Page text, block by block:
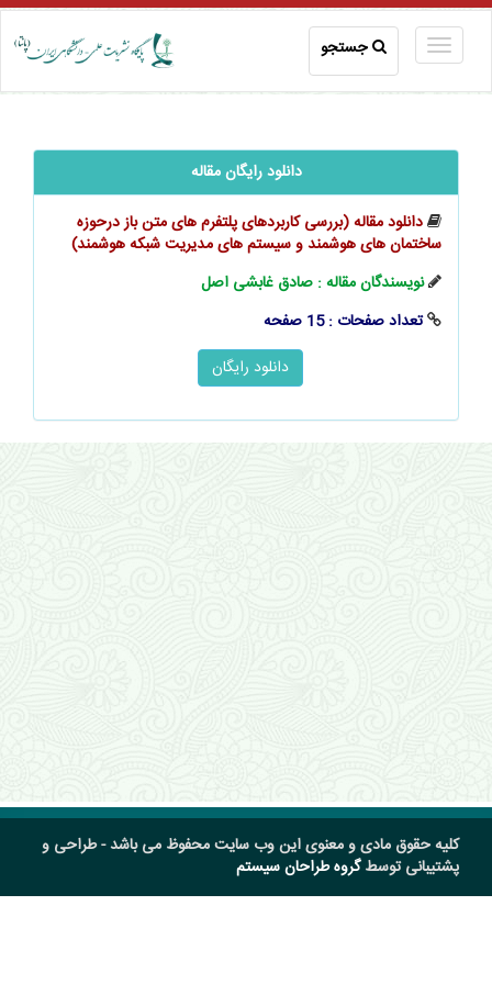
جستجو
دانلود رایگان مقاله
دانلود مقاله (بررسی کاربرد‌های پلتفرم ‌های متن ‌باز درحوزه
ساختمان ‌های هوشمند و سیستم ‌های مدیریت شبکه هوشمند)
نویسندگان مقاله : صادق غابشی اصل
تعداد صفحات : 15 صفحه
کلیه حقوق مادی و معنوی این وب سایت محفوظ می باشد - طراحی و
پشتیبانی توسطگروه طراحان سیستم